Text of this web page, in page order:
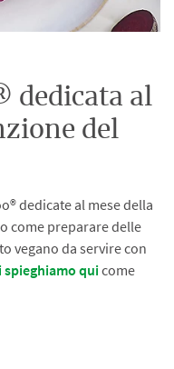
dedicata al
del
dedicate al mese della
come preparare delle
vegano da servire con
spieghiamo quicome